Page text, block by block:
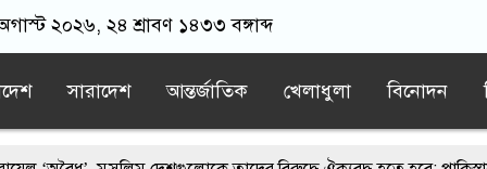
২০২৬, ২৪ শ্রাবণ ১৪৩৩ বঙ্গাব্দ
সারাদেশ আন্তর্জাতিক খেলাধুলা বিনোদন